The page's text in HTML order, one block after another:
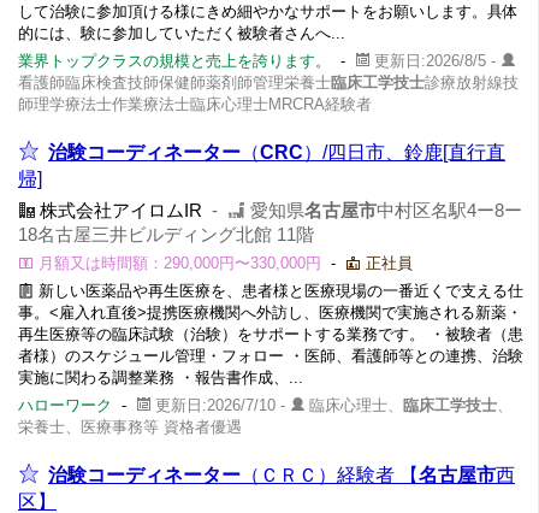
して治験に参加頂ける様にきめ細やかなサポートをお願いします。具体
的には、験に参加していただく被験者さんへ...
業界トップクラスの規模と売上を誇ります。
-
更新日:2026/8/5 -
看護師臨床検査技師保健師薬剤師管理栄養士臨床工学技士診療放射線技
師理学療法士作業療法士臨床心理士MRCRA経験者
治験コーディネーター （CRC）/四日市、鈴鹿[直行直
帰]
株式会社アイロムIR - 愛知県名古屋市中村区名駅4ー8ー
18名古屋三井ビルディング北館 11階
月額又は時間額：290,000円〜330,000円 -
正社員
新しい医薬品や再生医療を、患者様と医療現場の一番近くで支える仕
事。<雇入れ直後>提携医療機関へ外訪し、医療機関で実施される新薬・
再生医療等の臨床試験（治験）をサポートする業務です。 ・被験者（患
者様）のスケジュール管理・フォロー ・医師、看護師等との連携、治験
実施に関わる調整業務 ・報告書作成、...
ハローワーク
- 更新日:2026/7/10 - 臨床心理士、 臨床工学技士
栄養士、医療事務等 資格者優遇
治験コーディネーター （ＣＲＣ）経験者 【名古屋市西
区】